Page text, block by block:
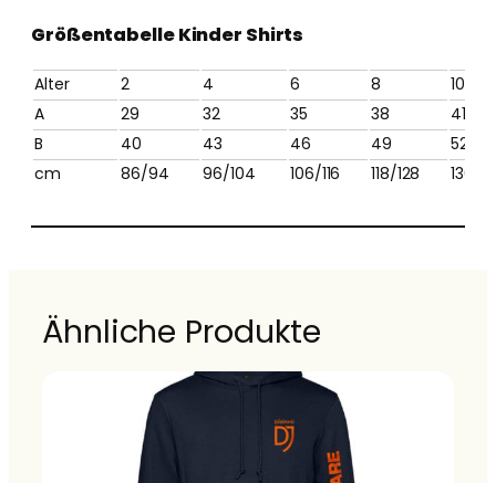
Größentabelle Kinder Shirts
Alter 2 4 6 8
10
A
29 32 35 38
41
B
40 43 46 49
52
cm
86/94 96/104 106/116 118/128 130/
Ähnliche Produkte